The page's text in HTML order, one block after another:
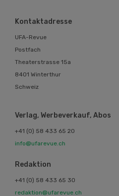
Kontaktadresse
UFA-Revue
Postfach
Theaterstrasse 15a
8401 Winterthur
Schweiz
Verlag, Werbeverkauf, Abos
+41 (0) 58 433 65 20
info@ufarevue.ch
Redaktion
+41 (0) 58 433 65 30
redaktion@ufarevue.ch